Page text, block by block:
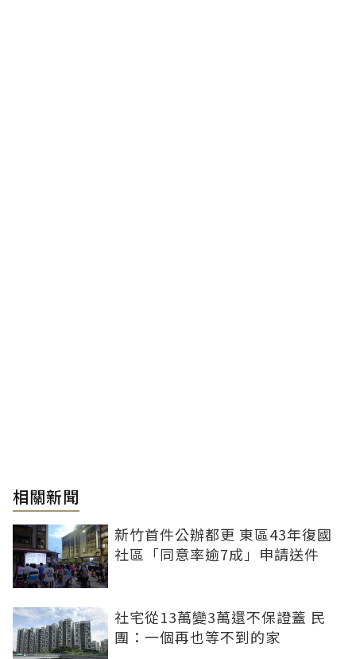
相關新聞
新竹首件公辦都更 東區43年復國
社區「同意率逾7成」申請送件
社宅從13萬變3萬還不保證蓋 民
團：一個再也等不到的家